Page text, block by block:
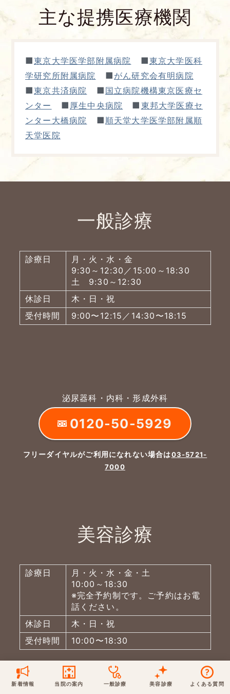
主な提携医療機関
■東京大学医学部附属病院 ■東京大学医科
学研究所附属病院
■ がん研究会有明病院
■東京共済病院 ■ 国立病院機構東京医療セ
ンター
■ 厚生中央病院 ■ 東邦大学医療セ
ンター大橋病院
■ 順天堂大学医学部附属順
天堂医院
新着情報
新着情報
最新医療トピックス
新着ブログ記事
取材協力
桑満院長のtwitter
当院の案内
五本木クリニックについて
医師の紹介
アクセス・地図
当院のポリシー
個人情報保護方針
一般診療
泌尿器科
内科 皮膚科
形成外科
※ 木・日・祝は休診です
美容診療 よくある質問
予約について
一般診療
0120-50-5929
木・日・祝は休診
0120-70-5929
地図アプリで経路を調べる
一般診療
診療日
月・火・水・金
9:30～12:30／15:00～18:30
土 9:30～12:30
休診日
木・日・祝
受付時間
9:00〜12:15／14:30〜18:15
泌尿器科・内科・形成外科
0120-50-5929
フリーダイヤルがご利用になれない場合は03-5721-
7000
美容診療
診療日
月・火・水・金・土
10:00～18:30
※完全予約制です。ご予約はお電
話ください。
休診日
木・日・祝
受付時間
10:00〜18:30